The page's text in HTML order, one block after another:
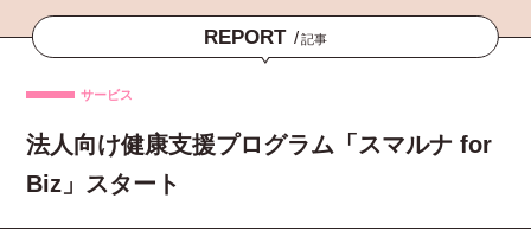
REPORT /記事
サービス
法人向け健康支援プログラム「スマルナ for
Biz」スタート